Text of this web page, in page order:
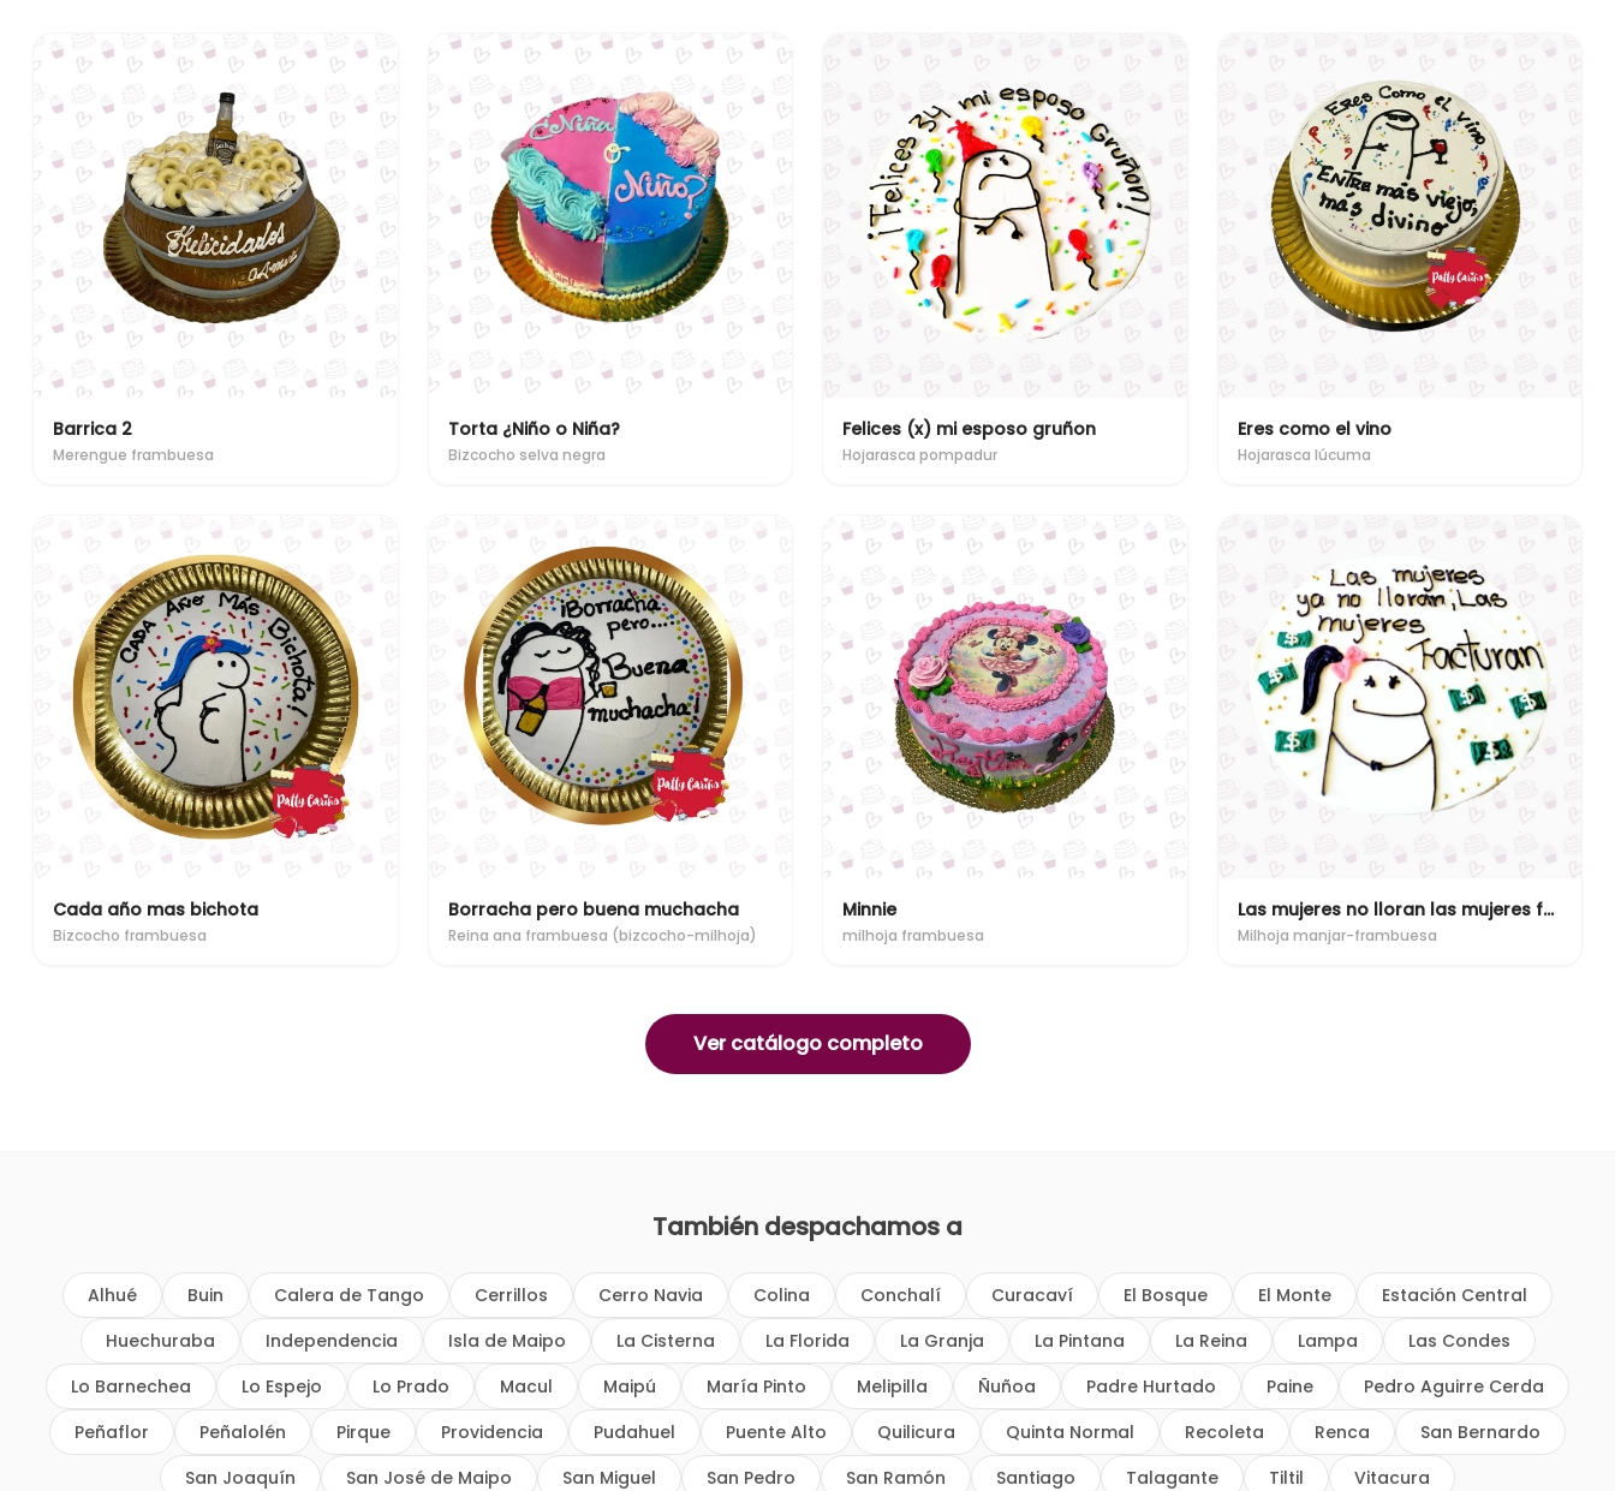
Barrica 2
Merengue frambuesa
Torta ¿Niño o Niña?
Bizcocho selva negra
Felices (x) mi esposo gruñon
Hojarasca pompadur
Eres como el vino
Hojarasca lúcuma
Cada año mas bichota
Bizcocho frambuesa
Borracha pero buena muchacha
Reina ana frambuesa (bizcocho-milhoja)
Minnie
milhoja frambuesa
Las mujeres no lloran las mujeres facturan
Milhoja manjar-frambuesa
Ver catálogo completo
También despachamos a
Alhué Buin Calera de Tango Cerrillos Cerro Navia Colina Conchalí Curacaví El Bosque El Monte
Estación Central
Huechuraba
Independencia Isla de Maipo La Cisterna La Florida La Granja La Pintana La Reina Lampa
Las Condes
Lo Barnechea
Lo Espejo Lo Prado Macul Maipú María Pinto Melipilla Ñuñoa Padre Hurtado Paine
Pedro Aguirre Cerda
Peñaflor
Peñalolén Pirque Providencia Pudahuel Puente Alto Quilicura Quinta Normal Recoleta Renca
San Bernardo
San Joaquín
San José de Maipo San Miguel San Pedro San Ramón Santiago Talagante Tiltil Vitacura